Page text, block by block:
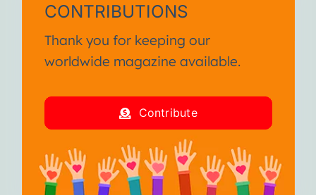
CONTRIBUTIONS
Thank you for keeping our
worldwide magazine available.
Contribute